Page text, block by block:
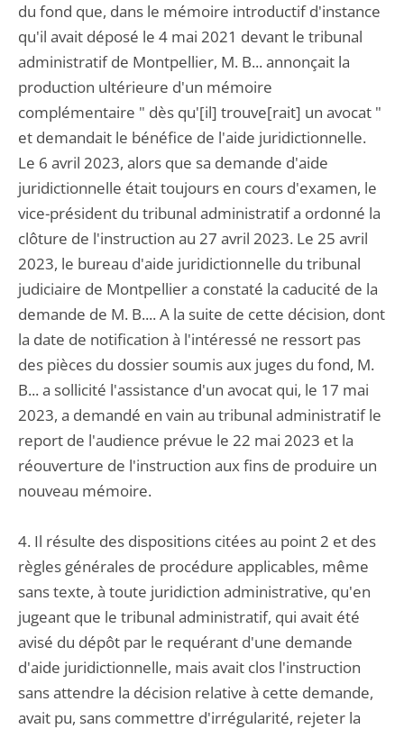
du fond que, dans le mémoire introductif d'instance
qu'il avait déposé le 4 mai 2021 devant le tribunal
administratif de Montpellier, M. B... annonçait la
production ultérieure d'un mémoire
complémentaire " dès qu'[il] trouve[rait] un avocat "
et demandait le bénéfice de l'aide juridictionnelle.
Le 6 avril 2023, alors que sa demande d'aide
juridictionnelle était toujours en cours d'examen, le
vice-président du tribunal administratif a ordonné la
clôture de l'instruction au 27 avril 2023. Le 25 avril
2023, le bureau d'aide juridictionnelle du tribunal
judiciaire de Montpellier a constaté la caducité de la
demande de M. B.... A la suite de cette décision, dont
la date de notification à l'intéressé ne ressort pas
des pièces du dossier soumis aux juges du fond, M.
B... a sollicité l'assistance d'un avocat qui, le 17 mai
2023, a demandé en vain au tribunal administratif le
report de l'audience prévue le 22 mai 2023 et la
réouverture de l'instruction aux fins de produire un
nouveau mémoire.
4. Il résulte des dispositions citées au point 2 et des
règles générales de procédure applicables, même
sans texte, à toute juridiction administrative, qu'en
jugeant que le tribunal administratif, qui avait été
avisé du dépôt par le requérant d'une demande
d'aide juridictionnelle, mais avait clos l'instruction
sans attendre la décision relative à cette demande,
avait pu, sans commettre d'irrégularité, rejeter la